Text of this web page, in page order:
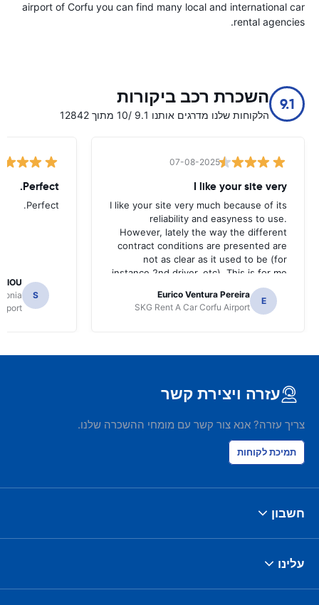
airport of Corfu you can find many local and international car
rental agencies.
9.1 השכרת רכב ביקורות
הלקוחות שלנו מדרגים אותנו 9.1 /10 מתוך 12842
07-08-2025
I like your site very
I like your site very much because of its
reliability and easyness to use.
However, lately the way the different
contract conditions are presented are
not as clear as it used to be (for
instance 2nd driver, etc). This is for me
the most important aspect of using
your site.
E
Eurico Ventura Pereira
SKG Rent A Car Corfu Airport
Perfect.
Perfect.
S
עזרה ויצירת קשר
צריך עזרה? אנא צור קשר עם מומחי ההשכרה שלנו.
תמיכת לקוחות
חשבון
עלינו